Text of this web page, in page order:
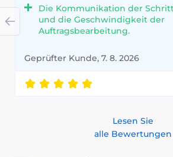
Die Kommunikation der
und die Geschwindigkeit der
Auftragsbearbeitung.
Geprüfter Kunde, 7. 8. 2026
Lesen Sie
alle Bewertungen